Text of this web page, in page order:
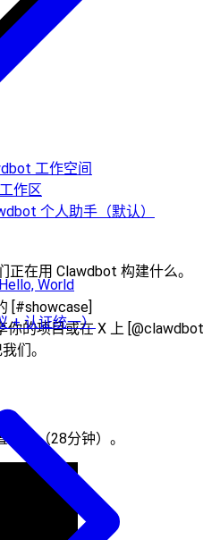
工作空间
作区
个人助手（默认）
World
+ 认证统一）
在用 Clawdbot 构建什么。
[#showcase]
的项目或在 X 上
们。
练（28分钟）。